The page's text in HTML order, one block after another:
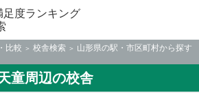
足度ランキング
比較 校舎検索
山形県の駅・市区町村から探す
童周辺の校舎